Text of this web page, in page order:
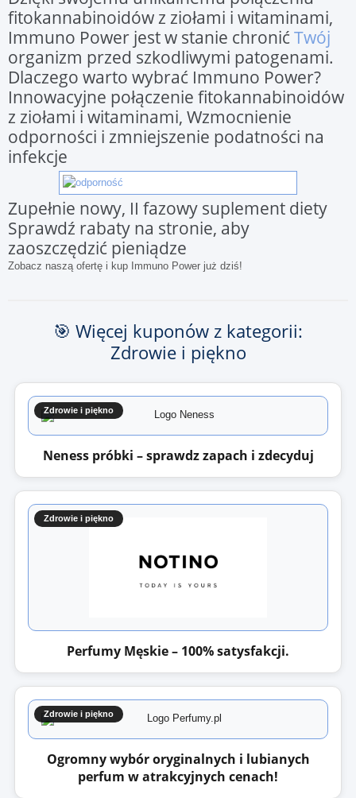
fitokannabinoidów z ziołami i witaminami,
Immuno Power jest w stanie chronićTwój
organizm przed szkodliwymi patogenami.
Dlaczego warto wybrać Immuno Power?
Innowacyjne połączenie fitokannabinoidów
z ziołami i witaminami, Wzmocnienie
odporności i zmniejszenie podatności na
infekcje
Zupełnie nowy, II fazowy suplement diety
Sprawdź rabaty na stronie, aby
zaoszczędzić pieniądze
Zobacz naszą ofertę i kup Immuno Power już dziś!
🎯 Więcej kuponów z kategorii:
Zdrowie i piękno
Zdrowie i piękno
Neness próbki – sprawdz zapach i zdecyduj
Zdrowie i piękno
Perfumy Męskie – 100% satysfakcji.
Zdrowie i piękno
Ogromny wybór oryginalnych i lubianych
perfum w atrakcyjnych cenach!